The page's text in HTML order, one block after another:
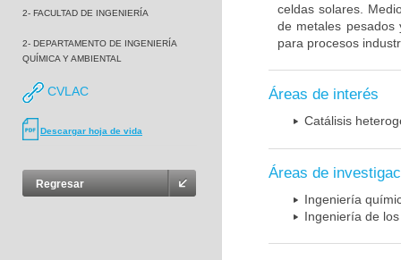
2- FACULTAD DE INGENIERÍA
2- DEPARTAMENTO DE INGENIERÍA
QUÍMICA Y AMBIENTAL
CVLAC
Descargar hoja de vida
Regresar
celdas solares.
de metales pesados
para procesos
Áreas de interés
Catálisis
Áreas de
Ingeniería
Ingeniería de